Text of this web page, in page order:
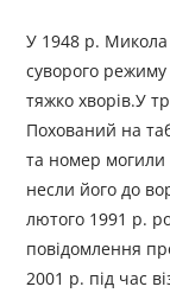
У 1948 р. Микола
суворого
тяжко хворів.У
Похований на
та номер могили
несли його до
лютого 1991 р.
повідомлення
2001 р. під час